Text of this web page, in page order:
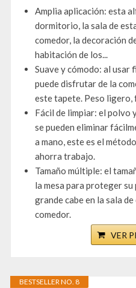
Amplia aplicación: esta
dormitorio, la sala de
comedor, la decoración
habitación de los...
Suave y cómodo: al usar
puede disfrutar de la
este tapete. Peso ligero,
Fácil de limpiar: el polvo
se pueden eliminar
a mano, este es el
ahorra trabajo.
Tamaño múltiple: el
la mesa para proteger su
grande cabe en la sala
comedor.
VER
BESTSELLER NO. 8